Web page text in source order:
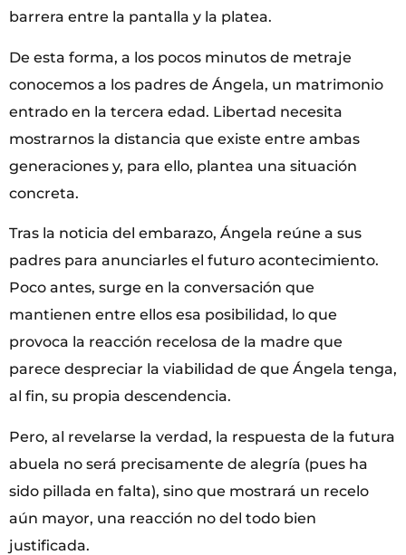
barrera entre la pantalla y la platea.
De esta forma, a los pocos minutos de metraje
conocemos a los padres de Ángela, un matrimonio
entrado en la tercera edad. Libertad necesita
mostrarnos la distancia que existe entre ambas
generaciones y, para ello, plantea una situación
concreta.
Tras la noticia del embarazo, Ángela reúne a sus
padres para anunciarles el futuro acontecimiento.
Poco antes, surge en la conversación que
mantienen entre ellos esa posibilidad, lo que
provoca la reacción recelosa de la madre que
parece despreciar la viabilidad de que Ángela tenga,
al fin, su propia descendencia.
Pero, al revelarse la verdad, la respuesta de la futura
abuela no será precisamente de alegría (pues ha
sido pillada en falta), sino que mostrará un recelo
aún mayor, una reacción no del todo bien
justificada.